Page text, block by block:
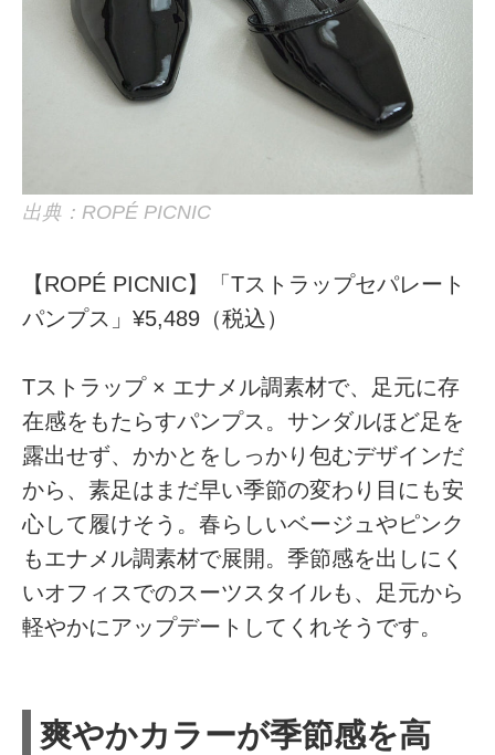
出典：ROPÉ PICNIC
【ROPÉ PICNIC】「Tストラップセパレート
パンプス」¥5,489（税込）
Tストラップ × エナメル調素材で、足元に存
在感をもたらすパンプス。サンダルほど足を
露出せず、かかとをしっかり包むデザインだ
から、素足はまだ早い季節の変わり目にも安
心して履けそう。春らしいベージュやピンク
もエナメル調素材で展開。季節感を出しにく
いオフィスでのスーツスタイルも、足元から
軽やかにアップデートしてくれそうです。
爽やかカラーが季節感を高